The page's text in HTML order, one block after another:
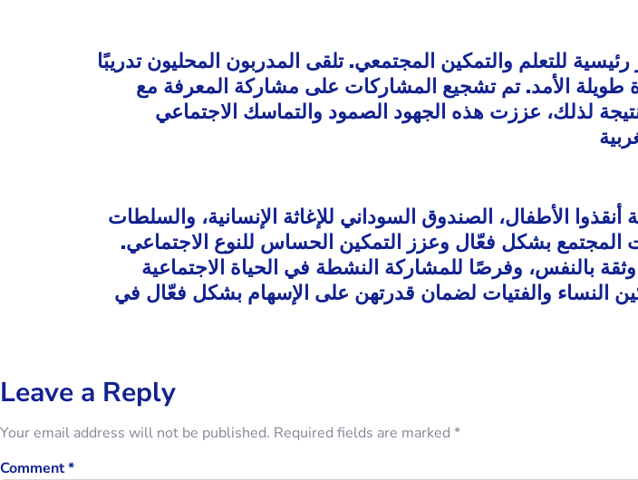
للتعلم والتمكين المجتمعي. تلقى المدربون المحليون تدريبًا
طويلة الأمد. تم تشجيع المشاركات على مشاركة المعرفة مع
لذلك، عززت هذه الجهود الصمود والتماسك الاجتماعي
الأطفال، الصندوق السوداني للإغاثة الإنسانية، والسلطات
المجتمع بشكل فعّال وعزز التمكين الحساس للنوع الاجتماعي.
بالنفس، وفرصًا للمشاركة النشطة في الحياة الاجتماعية
النساء والفتيات لضمان قدرتهن على الإسهام بشكل فعّال في
Leave a Reply
Your email address will not be published. Required fields are marked *
Comment*